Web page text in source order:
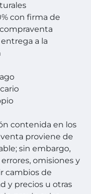
con firma de
a la
contenida en los
proviene de
sin embargo,
omisiones y
cambios de
y precios u otras